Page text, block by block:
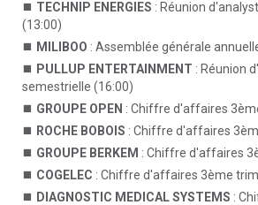
TECHNIP ENERGIES : Réunion
(13:00)
MILIBOO : Assemblée générale
PULLUP ENTERTAINMENT : Réunion
semestrielle (16:00)
GROUPE OPEN : Chiffre d'affaires
ROCHE BOBOIS : Chiffre d'affaires
GROUPE BERKEM : Chiffre d'affaires
COGELEC : Chiffre d'affaires 3ème
DIAGNOSTIC MEDICAL SYSTEMS :